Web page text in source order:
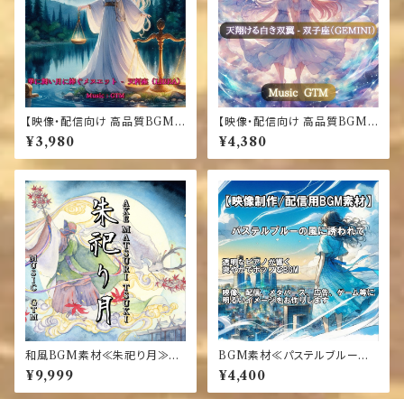
【映像・配信向け 高品質BGM
素材】≪華に舞い月に捧ぐメヌエ
ット - 天秤座（LIBRA）≫
¥3,980
【映像・配信向け 高品質BGM
素材】≪天翔ける白き双翼 - 双
子座（GEMINI）≫
¥4,380
和風BGM素材≪朱祀り月≫A
KE MATSURI TSUKI
¥9,999
BGM素材≪パステルブルーの
風に誘われて≫
¥4,400